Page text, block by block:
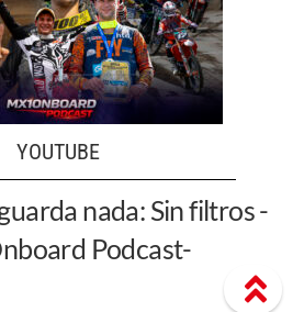
YOUTUBE
nada: Sin filtros -
Podcast-